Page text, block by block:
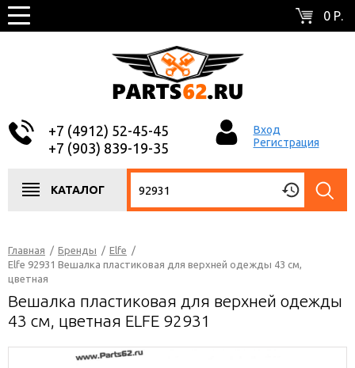
0 Р.
+7 (4912) 52-45-45
+7 (903) 839-19-35
Вход
Регистрация
КАТАЛОГ
Главная / Бренды / Elfe /
Elfe 92931 Вешалка пластиковая для верхней одежды 43 см,
цветная
Вешалка пластиковая для верхней одежды
43 см, цветная ELFE 92931